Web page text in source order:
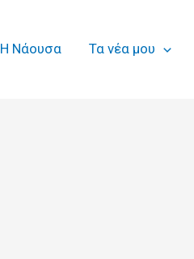
Η Νάουσα Τα νέα μου